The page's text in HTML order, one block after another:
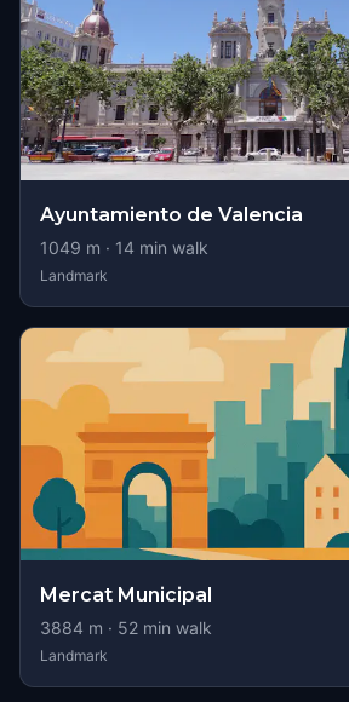
Ayuntamiento de Valencia
1049 m · 14 min walk
Landmark
Mercat Municipal
3884 m · 52 min walk
Landmark